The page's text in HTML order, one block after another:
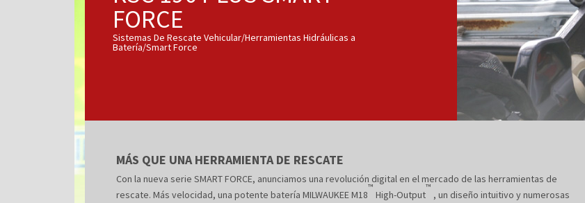
FORCE
Sistemas De Rescate Vehicular/Herramientas Hidráulicas a
Batería/Smart Force
MÁS QUE UNA HERRAMIENTA DE RESCATE
Con la nueva serie SMART FORCE, anunciamos una revolución digital en el mercado de las herramientas de
rescate. Más velocidad, una potente batería MILWAUKEE M18
™
High-Output
™
, un diseño intuitivo y numerosas